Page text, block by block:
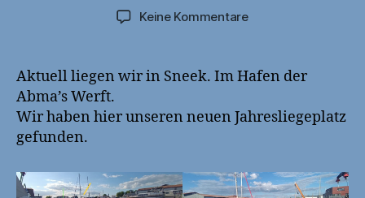
Keine Kommentarezu
12
Aktuell liegen wir in Sneek. Im Hafen der
Abma’s Werft.
Wir haben hier unseren neuen Jahresliegeplatz
gefunden.